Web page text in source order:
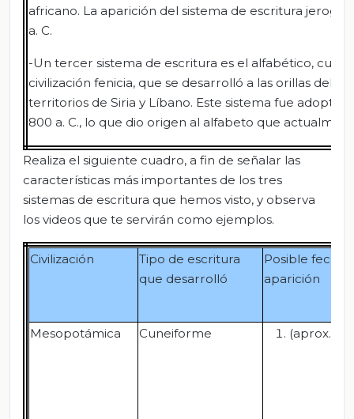
africano. La aparición del sistema de escritura
a. C.
-Un tercer sistema de escritura es el alfabético, cuya
civilización fenicia, que se desarrolló a las orillas del
territorios de Siria y Líbano. Este sistema fue
800 a. C., lo que dio origen al alfabeto que
Realiza el siguiente cuadro, a fin de señalar las
características más importantes de los tres
sistemas de escritura que hemos visto, y observa
los videos que te servirán como ejemplos.
Civilización
Tipo de escritura
que desarrolló
Posible fecha
aparición
Mesopotámica Cuneiforme (aprox.)